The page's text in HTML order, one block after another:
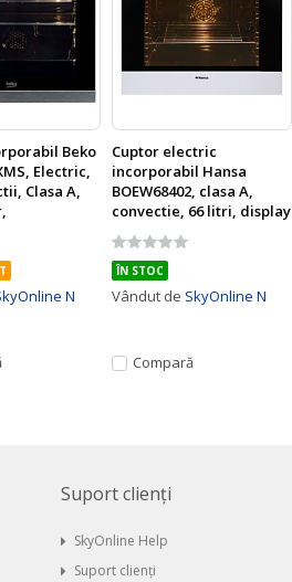
Beko
Electric,
Clasa A,
catalitica,
N
Cuptor electric
incorporabil Hansa
BOEW68402, clasa A,
convectie, 66 litri, display
LED, 8 functii
Rating:
0%
ÎN STOC
Vândut de SkyOnline N
Compară
Suport clienți
SkyOnline Help
Suport clienți